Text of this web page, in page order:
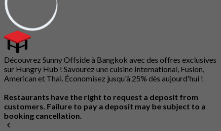
Découvrez Sunny Offside à Bangkok avec des offres exclusives
sur Hungry Hub ! Savourez une cuisine International, Fusion,
American et Thai. Économisez jusqu'à 25% dès aujourd'hui !
Restaurants have the right to request a deposit from
customers. Failure to pay a deposit may be subject to a
booking cancellation.